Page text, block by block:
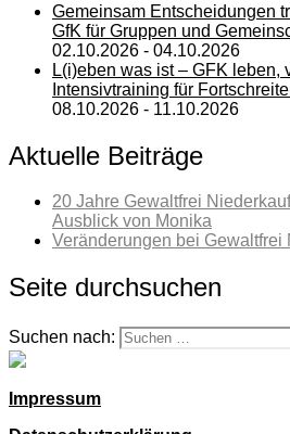
Gemeinsam Entscheidungen
GfK für Gruppen und
02.10.2026 - 04.10.2026
L(i)eben was ist – GFK leben,
Intensivtraining für
08.10.2026 - 11.10.2026
Aktuelle Beiträge
20 Jahre Gewaltfrei
Ausblick von Monika
Veränderungen bei Gewaltfrei
Seite durchsuchen
Suchen nach:
Impressum